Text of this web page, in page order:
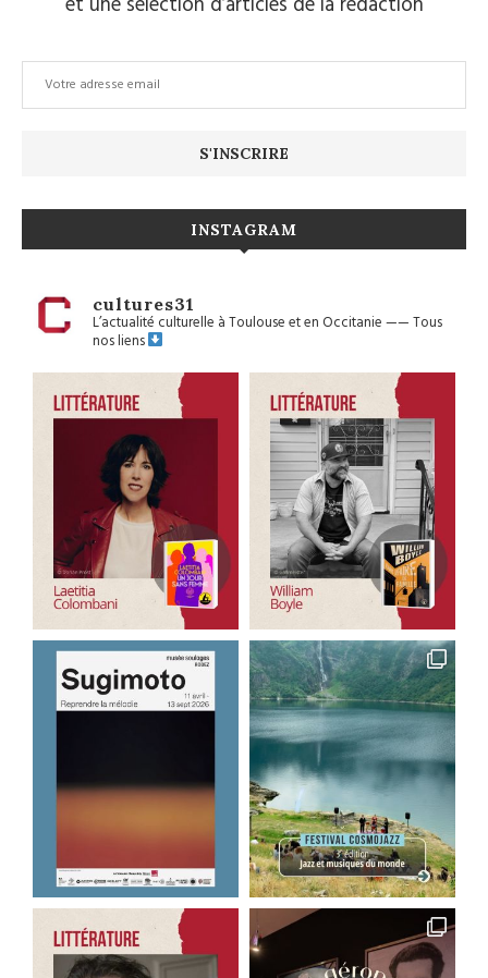
INSTAGRAM
cultures31
L’actualité culturelle à Toulouse et en Occitanie——Tous
nos liens